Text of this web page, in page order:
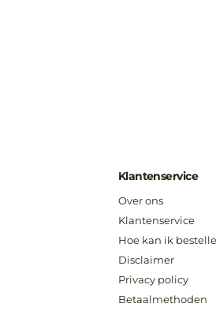
Klantenservice
Over ons
Klantenservice
Hoe kan ik
Disclaimer
Privacy policy
Betaalmethoden